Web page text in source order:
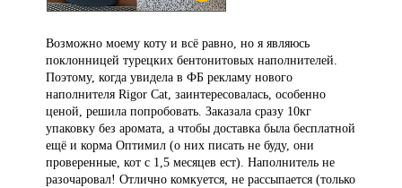
Возможно моему коту и всё равно, но я являюсь
поклонницей турецких бентонитовых наполнителей.
Поэтому, когда увидела в ФБ рекламу нового
наполнителя Rigor Cat, заинтересовалась, особенно
ценой, решила попробовать. Заказала сразу 10кг
упаковку без аромата, а чтобы доставка была бесплатной
ещё и корма Оптимил (о них писать не буду, они
проверенные, кот с 1,5 месяцев ест). Наполнитель не
разочаровал! Отлично комкуется, не рассыпается (только